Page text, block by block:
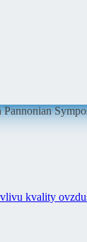
Pannonian
kvality